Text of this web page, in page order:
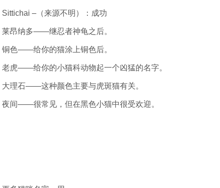
Sittichai –（来源不明）：成功
莱昂纳多——继忍者神龟之后。
铜色——给你的猫涂上铜色后。
老虎——给你的小猫科动物起一个凶猛的名字。
大理石——这种颜色主要与虎斑猫有关。
夜间——很常见，但在黑色小猫中很受欢迎。